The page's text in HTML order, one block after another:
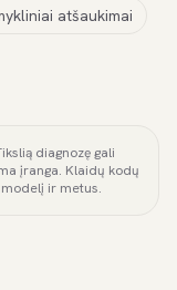
atšaukimai
diagnozę gali
įranga. Klaidų kodų
ir metus.